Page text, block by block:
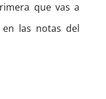
que vas a
las notas del